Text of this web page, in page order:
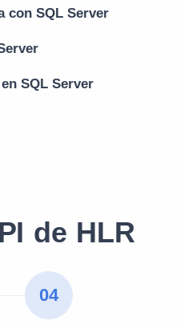
con SQL Server
SQL Server
de HLR
04